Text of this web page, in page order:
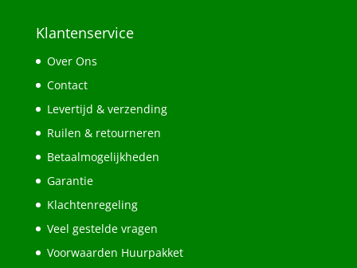
Klantenservice
Over Ons
Contact
Levertijd & verzending
Ruilen & retourneren
Betaalmogelijkheden
Garantie
Klachtenregeling
Veel gestelde vragen
Voorwaarden Huurpakket